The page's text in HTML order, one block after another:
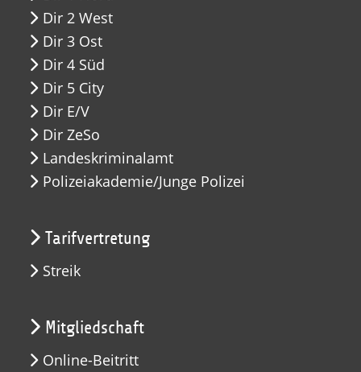
Dir 2 West
Dir 3 Ost
Dir 4 Süd
Dir 5 City
Dir E/V
Dir ZeSo
Landeskriminalamt
Polizeiakademie/Junge Polizei
Tarifvertretung
Streik
Mitgliedschaft
Online-Beitritt